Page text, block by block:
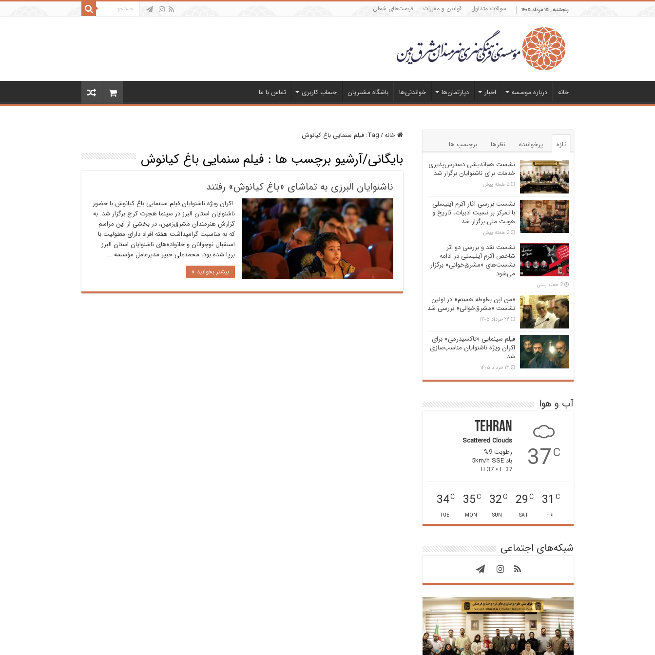
پنجشنبه , ۱۵ مرداد ۱۴۰۵ سوالات متداول قوانین و مقررات فرصت‌های شغلی
خانه درباره موسسه اخبار دپارتمان‌ها خواندنی‌ها باشگاه مشتریان حساب کاربری تماس با ما
خانه/
Tag: فیلم سنمایی باغ کیانوش
بایگانی/آرشیو برچسب ها : فیلم سنمایی باغ کیانوش
ناشنوایان البرزی به تماشای «باغ کیانوش» رفتند
اکران ویژه ناشنوایان فیلم سینمایی باغ کیانوش با حضور
ناشنوایان استان البرز در سینما هجرت کرج برگزار شد. به
گزارش هنرمندان مشرق‌زمین، در بخشی از این مراسم
که به مناسبت گرامیداشت هفته افراد دارای معلولیت با
استقبال نوجوانان و خانواده‌های ناشنوایان استان البرز
برپا شده بود، محمدعلی خبیر مدیرعامل مؤسسه …
بیشتر بخوانید »
تازه پرخواننده نظرها
برچسب ها
نشست هم‌اندیشی دسترس‌پذیری
خدمات برای ناشنوایان برگزار شد
2 هفته پیش
نشست بررسی آثار اکرم آیلیسلی
با تمرکز بر نسبت ادبیات، تاریخ و
هویت ملی برگزار شد
2 هفته پیش
نشست نقد و بررسی دو اثر
شاخص اکرم آیلیسلی در ادامه
نشست‌های «مشرق‌خوانی» برگزار
می‌شود
2 هفته پیش
«من ابن بطوطه هستم» در اولین
نشست «مشرق‌خوانی» بررسی شد
۲۶ خرداد ۱۴۰۵
فیلم سینمایی «تاکسیدرمی» برای
اکران ویژه ناشنوایان مناسب‌سازی
شد
۱۳ خرداد ۱۴۰۵
آب و هوا
37C
Tehran
Scattered Clouds
رطوبت 9%
باد 5km/h SSE
H 37 • L 37
31 C
FRI
29C
SAT
32C
SUN
35C
MON
34C
TUE
شبکه‌های اجتماعی